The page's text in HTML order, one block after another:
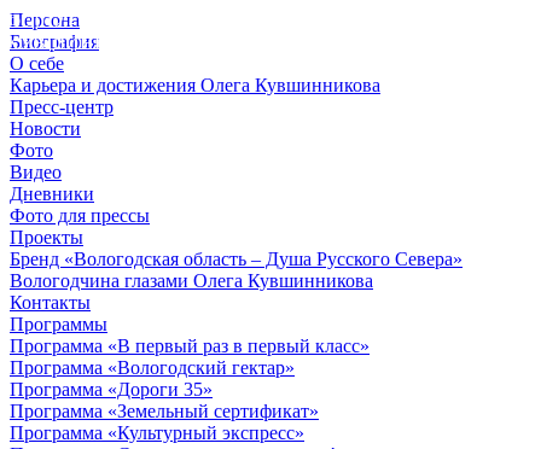
Персона
Биография
О себе
Карьера и достижения Олега Кувшинникова
Пресс-центр
Новости
Фото
Видео
Дневники
Фото для прессы
Проекты
Бренд «Вологодская область – Душа Русского Севера»
Вологодчина глазами Олега Кувшинникова
Контакты
Программы
Программа «В первый раз в первый класс»
Программа «Вологодский гектар»
Программа «Дороги 35»
Программа «Земельный сертификат»
Программа «Культурный экспресс»
© 2012 - 2023,
КУВШИННИКОВ О.А.